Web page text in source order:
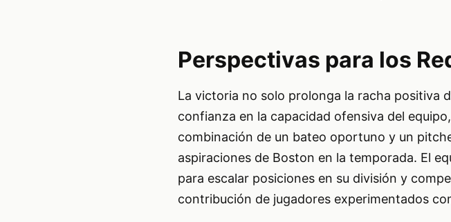
Perspectivas para los
La victoria no solo prolonga la racha positiva
confianza en la capacidad ofensiva del
combinación de un bateo oportuno y un
aspiraciones de Boston en la temporada. El
para escalar posiciones en su división y
contribución de jugadores experimentados